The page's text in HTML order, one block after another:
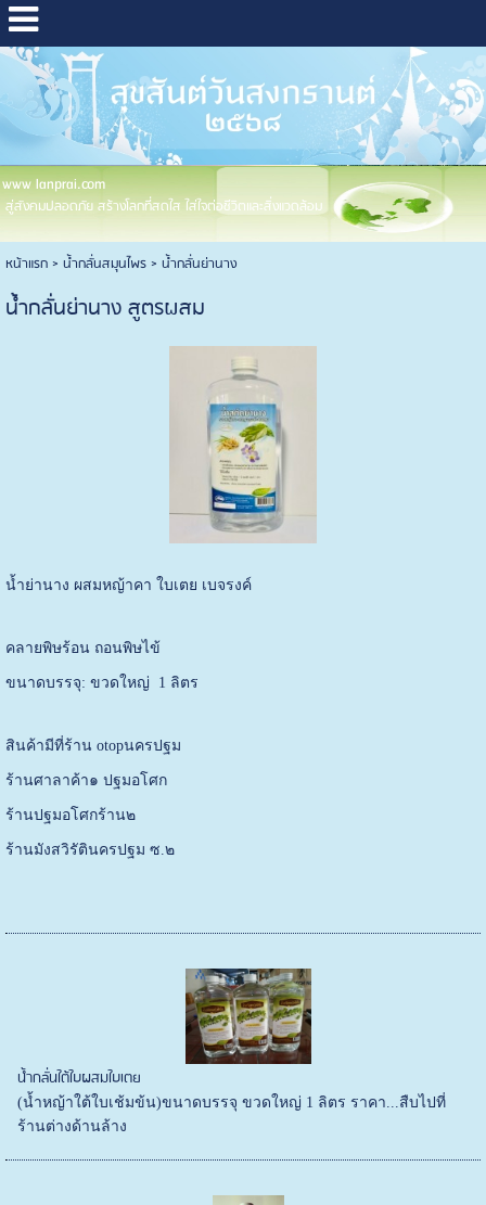
www lanprai.com
สู่สังคมปลอดภัย สร้างโลกที่สดใส ใส่ใจต่อชีวิตและสิ่งแวดล้อม
หน้าแรก> น้ำกลั่นสมุนไพร> น้ำกลั่นย่านาง
น้ำกลั่นย่านาง สูตรผสม
น้ำย่านาง ผสมหญ้าคา ใบเตย เบจรงค์
คลายพิษร้อน ถอนพิษไข้
ขนาดบรรจุ: ขวดใหญ่ 1 ลิตร
สินค้ามีที่ร้าน otopนครปฐม
ร้านศาลาค้า๑ ปฐมอโศก
ร้านปฐมอโศกร้าน๒
ร้านมังสวิรัตินครปฐม ซ.๒
น้ำกลั่นใต้ใบผสมใบเตย
(น้ำหญ้าใต้ใบเช้มข้น)ขนาดบรรจุ ขวดใหญ่ 1 ลิตร ราคา...สืบไปที่
ร้านต่างด้านล้าง